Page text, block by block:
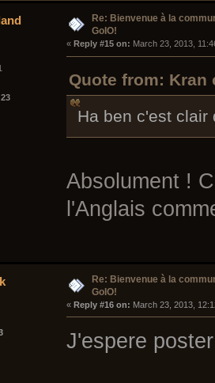
23
Re: Bienvenue à la
GoIO!
« Reply #15 on: March 23, 2013,
Quote from: Kran
Ha ben c'est
Absolument !
l'Anglais
Re: Bienvenue à la
GoIO!
« Reply #16 on: March 23, 2013,
J'espere